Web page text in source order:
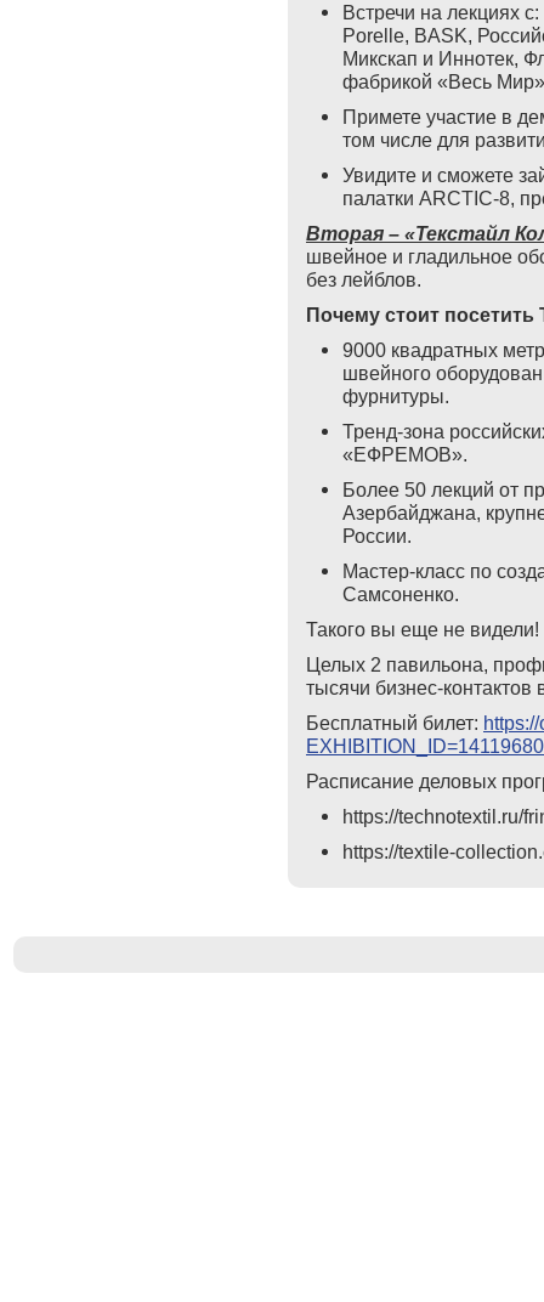
Встречи на лекциях
Porelle, BASK,
Микскап и Иннотек,
фабрикой «Весь Мир»
Примете участие в
том числе для
Увидите и сможете
палатки ARCTIC-8,
Вторая – «Текстайл
швейное и гладильное
без лейблов.
Почему стоит посетить
9000 квадратных
швейного
фурнитуры.
Тренд-зона
«ЕФРЕМОВ».
Более 50 лекций от
Азербайджана,
России.
Мастер-класс по
Самсоненко.
Такого вы еще не видели!
Целых 2 павильона,
тысячи бизнес-
Бесплатный билет:
Расписание деловых
https://technotextil.ru/
https://textile-